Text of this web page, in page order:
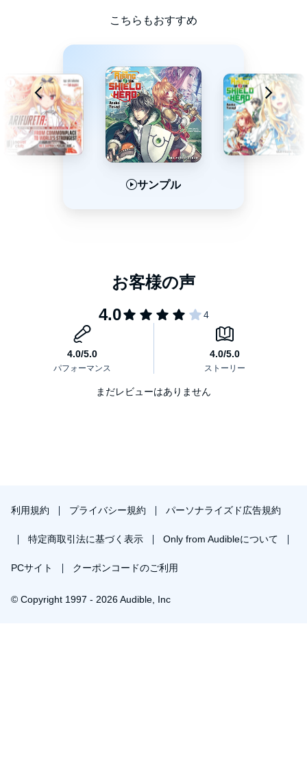
こちらもおすすめ
サンプル
まだレビューはありません
利用規約 プライバシー規約 パーソナライズド広告規約
特定商取引法に基づく表示 Only from Audibleについて
PCサイト クーポンコードのご利用
© Copyright 1997 - 2026 Audible, Inc